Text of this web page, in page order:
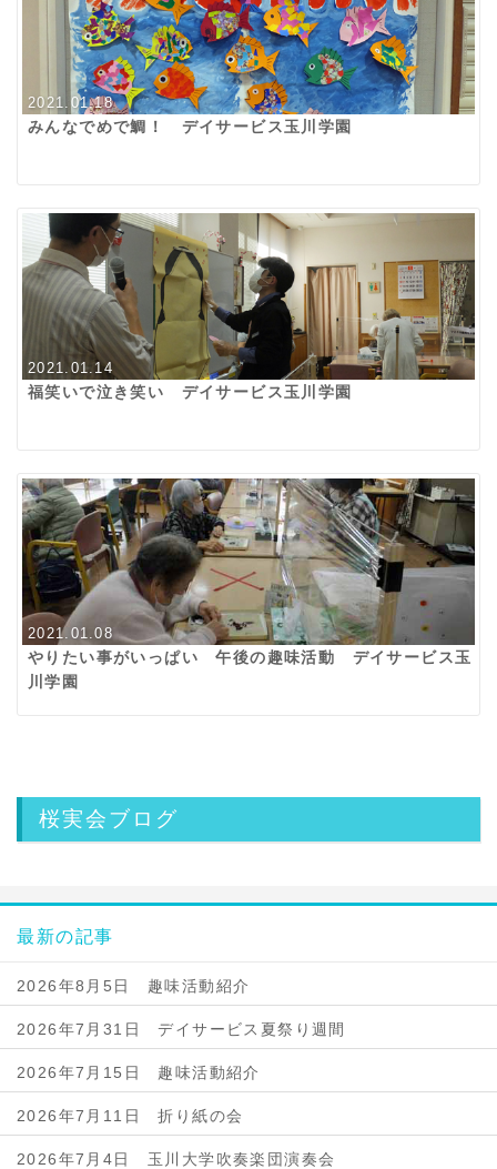
2021.01.18
みんなでめで鯛！ デイサービス玉川学園
2021.01.14
福笑いで泣き笑い デイサービス玉川学園
2021.01.08
やりたい事がいっぱい 午後の趣味活動 デイサービス玉
川学園
桜実会ブログ
最新の記事
2026年8月5日 趣味活動紹介
2026年7月31日 デイサービス夏祭り週間
2026年7月15日 趣味活動紹介
2026年7月11日 折り紙の会
2026年7月4日 玉川大学吹奏楽団演奏会